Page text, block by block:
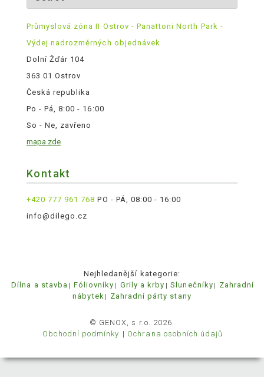
Průmyslová zóna II Ostrov - Panattoni North Park -
Výdej nadrozměrných objednávek
Dolní Žďár 104
363 01 Ostrov
Česká republika
Po - Pá, 8:00 - 16:00
So - Ne, zavřeno
mapa zde
Kontakt
+420 777 961 768 PO - PÁ, 08:00 - 16:00
info@dilego.cz
Nejhledanější kategorie:
Dílna a stavba
Fóliovníky Grily a krby Slunečníky
Zahradní
nábytek
Zahradní párty stany
© GENOX, s.r.o. 2026.
Obchodní podmínky
Ochrana osobních údajů